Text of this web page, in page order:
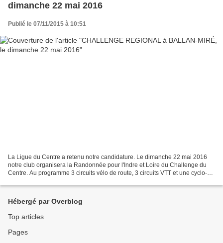
dimanche 22 mai 2016
Publié le 07/11/2015 à 10:51
La Ligue du Centre a retenu notre candidature. Le dimanche 22 mai 2016
notre club organisera la Randonnée pour l'Indre et Loire du Challenge du
Centre. Au programme 3 circuits vélo de route, 3 circuits VTT et une cyclo-
Hébergé par Overblog
Top articles
Pages